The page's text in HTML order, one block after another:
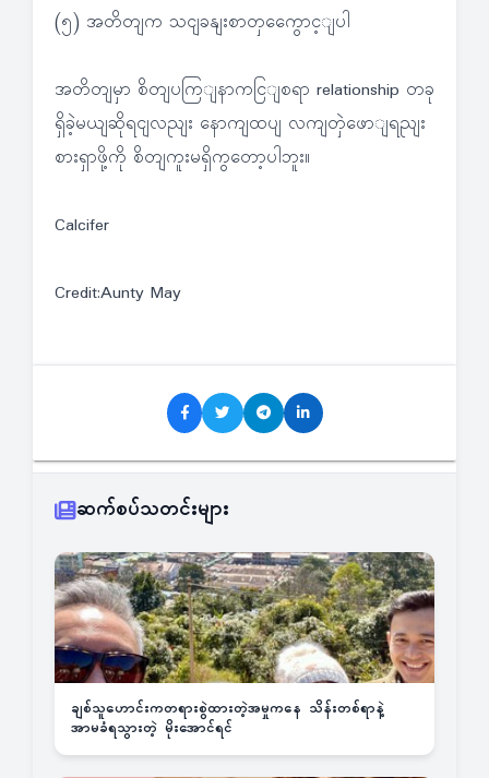
(၅) အတိတျက သငျခနျးစာတှကွေောင့ျပါ
အတိတျမှာ စိတျပကြျနာကငြျစရာ relationship တခု
ရှိခဲ့မယျဆိုရငျလညျး နောကျထပျ လကျတှဲဖောျရညျး
စားရှာဖို့ကို စိတျကူးမရှိကွတော့ပါဘူး။
Calcifer
Credit:Aunty May
ဆက်စပ်သတင်းများ
ချစ်သူဟောင်းကတရားစွဲထားတဲ့အမှုကနေ သိန်းတစ်ရာနဲ့
အာမခံရသွားတဲ့ မိုးအောင်ရင်